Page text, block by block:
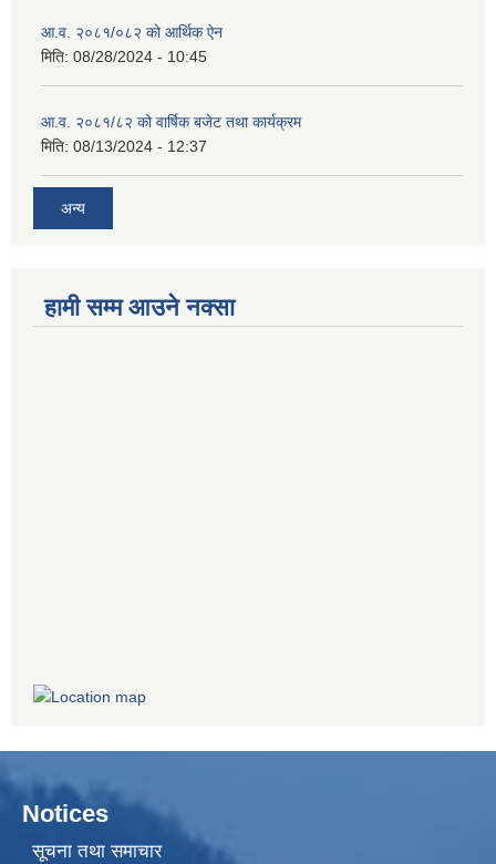
आ.व. २०८१/०८२ को आर्थिक ऐन
मिति: 08/28/2024 - 10:45
आ.व. २०८१/८२ को वार्षिक बजेट तथा कार्यक्रम
मिति: 08/13/2024 - 12:37
अन्य
हामी सम्म आउने नक्सा
Notices
सूचना तथा समाचार